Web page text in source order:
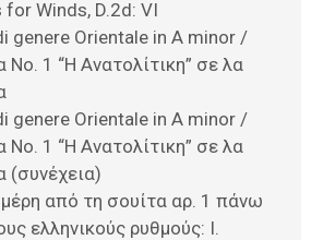
for Winds, D.2d: VI
genere Orientale in A minor /
1 “Η Ανατολίτικη” σε λα
genere Orientale in A minor /
1 “Η Ανατολίτικη” σε λα
(συνέχεια)
από τη σουίτα αρ. 1 πάνω
ελληνικούς ρυθμούς: Ι.